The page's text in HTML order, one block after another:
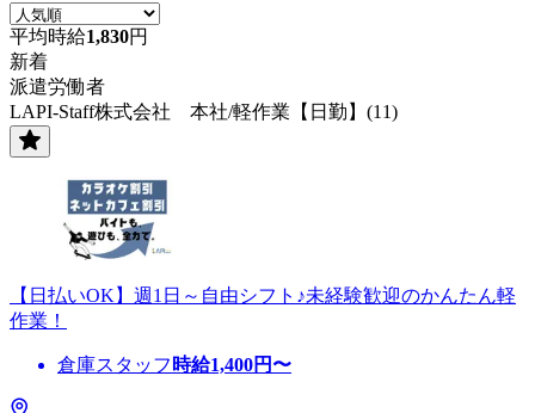
平均時給1,830円
新着
派遣労働者
LAPI-Staff株式会社 本社/軽作業【日勤】(11)
【日払いOK】週1日～自由シフト♪未経験歓迎のかんたん軽
作業！
倉庫スタッフ 時給1,400円〜